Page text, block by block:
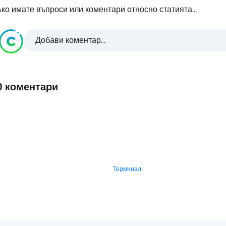
имате въпроси или коментари относно статията...
Добави коментар...
коментари
Терминал